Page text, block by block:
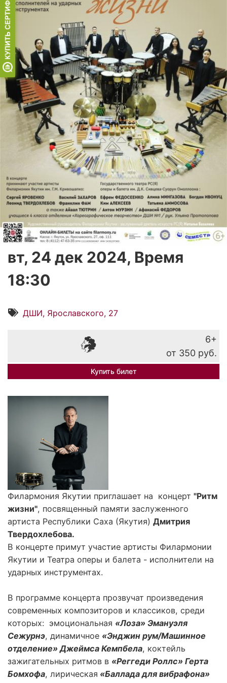
вт, 24 дек 2024, Время
18:30
ДШИ, Ярославского, 27
6+
от 350 руб.
Купить билет
Филармония Якутии приглашает на концерт "Ритм
жизни", посвященный памяти заслуженного
артиста Республики Саха (Якутия) Дмитрия
Твердохлебова.
В концерте примут участие артисты Филармонии
Якутии и Театра оперы и балета - исполнители на
ударных инструментах.
В программе концерта прозвучат произведения
современных композиторов и классиков, среди
которых: эмоциональная «Лоза» Эмануэля
Сежурнэ, динамичное «Энджин рум/Машинное
отделение» Джеймса Кемпбела, коктейль
зажигательных ритмов в «Реггеди Роллс» Гертa
Бомхофа, лирическая «Баллада для вибрафона»